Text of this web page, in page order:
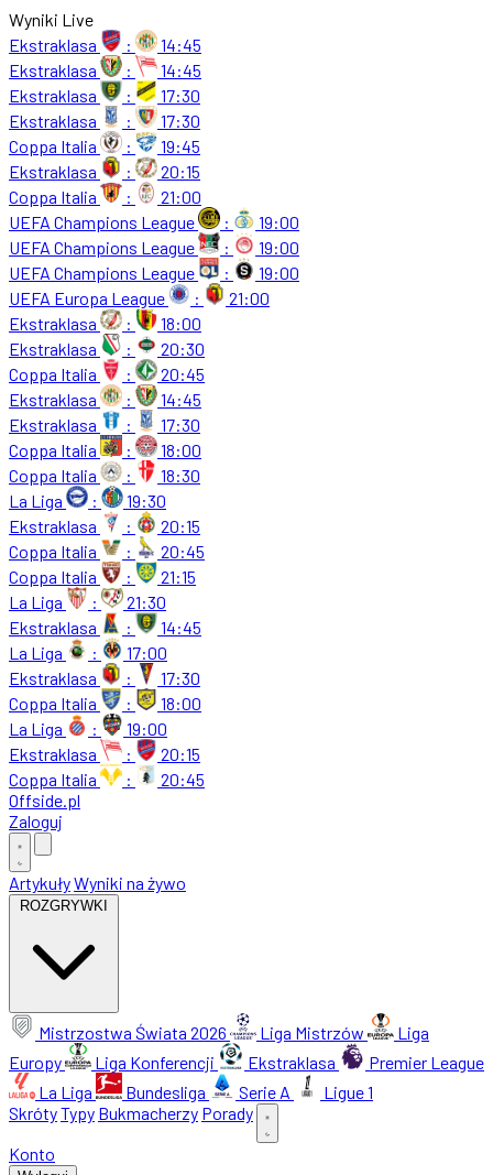
Wyniki Live
Ekstraklasa
:
14:45
Ekstraklasa
:
14:45
Ekstraklasa
:
17:30
Ekstraklasa
:
17:30
Coppa Italia
:
19:45
Ekstraklasa
:
20:15
Coppa Italia
:
21:00
UEFA Champions League
:
19:00
UEFA Champions League
:
19:00
UEFA Champions League
:
19:00
UEFA Europa League
:
21:00
Ekstraklasa
:
18:00
Ekstraklasa
:
20:30
Coppa Italia
:
20:45
Ekstraklasa
:
14:45
Ekstraklasa
:
17:30
Coppa Italia
:
18:00
Coppa Italia
:
18:30
La Liga
:
19:30
Ekstraklasa
:
20:15
Coppa Italia
:
20:45
Coppa Italia
:
21:15
La Liga
:
21:30
Ekstraklasa
:
14:45
La Liga
:
17:00
Ekstraklasa
:
17:30
Coppa Italia
:
18:00
La Liga
:
19:00
Ekstraklasa
:
20:15
Coppa Italia
:
20:45
Offside.pl
Zaloguj
ArtykułyWyniki na żywo
ROZGRYWKI
Mistrzostwa Świata 2026 Liga Mistrzów
Liga
Europy
Liga Konferencji Ekstraklasa
Premier League
La Liga
Bundesliga Serie A
Ligue 1
SkrótyTypy Bukmacherzy Porady
Konto